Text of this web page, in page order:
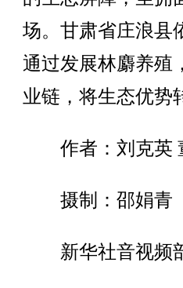
场。甘肃省庄浪县
通过发展林麝养殖
业链，将生态优势
作者：刘克英
摄制：邵娟青
新华社音视频